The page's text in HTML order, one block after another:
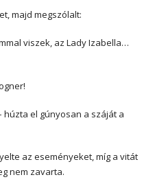
majd megszólalt:
viszek, az Lady Izabella…
húzta el gúnyosan a száját a
az eseményeket, míg a vitát
nem zavarta.